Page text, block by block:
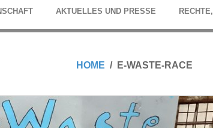
AKTU­EL­LES UND PRESSE
HOME E-WASTE-RACE